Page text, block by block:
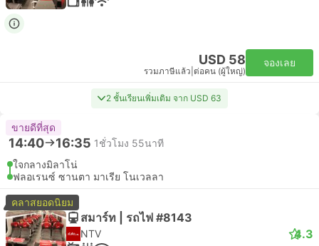
USD 58
รวมภาษีแล้ว ต่อคน (ผู้ใหญ่)
จองเลย
2 ชั้นเรียนเพิ่มเติม จาก USD 63
ขายดีที่สุด
14:40 16:35 1ชั่วโมง 55นาที
ใจกลางมิลาโน่
ฟลอเรนซ์ ซานตา มาเรีย โนเวลลา
คลาสยอดนิยม
สมาร์ท | รถไฟ #8143
NTV 4.3